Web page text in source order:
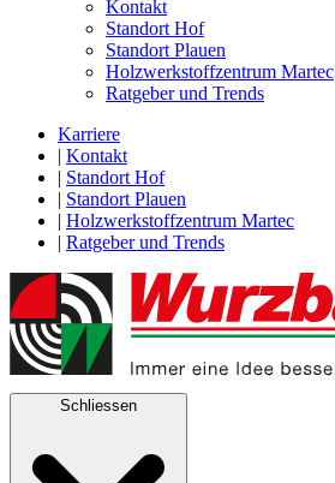
Kontakt
Standort Hof
Standort Plauen
Holzwerkstoffzentrum Martec
Ratgeber und Trends
Karriere
| Kontakt
| Standort Hof
| Standort Plauen
| Holzwerkstoffzentrum Martec
| Ratgeber und Trends
Schliessen